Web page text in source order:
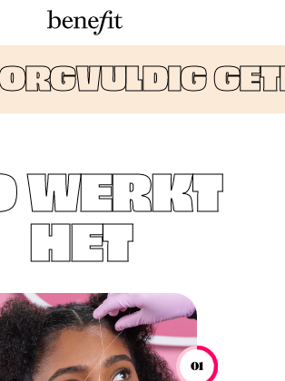
WERKT
HET
01